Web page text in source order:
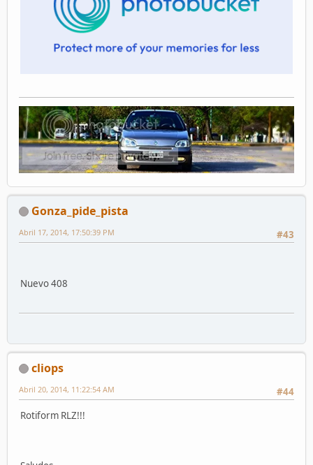
Gonza_pide_pista
#43
Abril 17, 2014, 17:50:39 PM
Nuevo 408
cliops
#44
Abril 20, 2014, 11:22:54 AM
Rotiform RLZ!!!